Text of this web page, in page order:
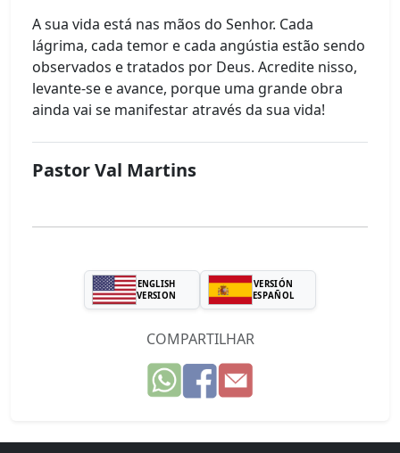
A sua vida está nas mãos do Senhor. Cada
lágrima, cada temor e cada angústia estão sendo
observados e tratados por Deus. Acredite nisso,
levante-se e avance, porque uma grande obra
ainda vai se manifestar através da sua vida!
Pastor Val Martins
ENGLISH
VERSION
VERSIÓN
ESPAÑOL
COMPARTILHAR